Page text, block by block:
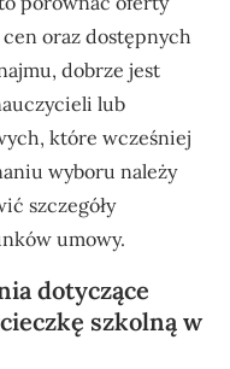
oraz dostępnych
dobrze jest
lub
które wcześniej
wyboru należy
szczegóły
umowy.
dotyczące
szkolną w